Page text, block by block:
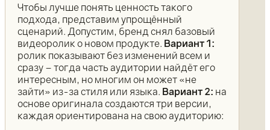
Чтобы лучше понять ценность такого
подхода, представим упрощённый
сценарий. Допустим, бренд снял базовый
видеоролик о новом продукте. Вариант 1:
ролик показывают без изменений всем и
сразу – тогда часть аудитории найдёт его
интересным, но многим он может «не
зайти» из-за стиля или языка. Вариант 2: на
основе оригинала создаются три версии,
каждая ориентирована на свою аудиторию: